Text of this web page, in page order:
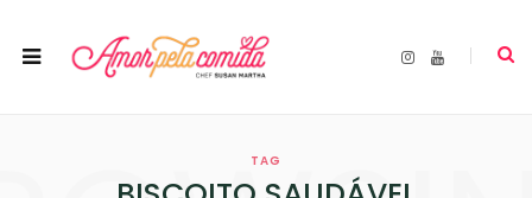
I
Y
TAG